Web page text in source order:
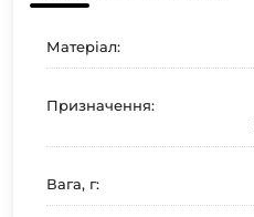
Матеріал:
Призначення:
Вага, г: